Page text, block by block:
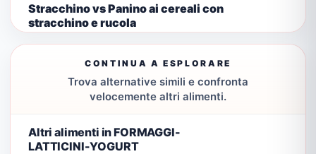
Stracchino vs Panino ai cereali con
stracchino e rucola
CONTINUA A ESPLORARE
Trova alternative simili e confronta
velocemente altri alimenti.
Altri alimenti in FORMAGGI-
LATTICINI-YOGURT